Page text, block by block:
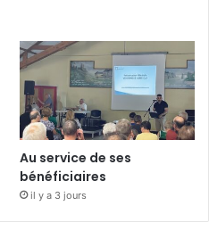
Au service de ses
bénéficiaires
il y a 3 jours